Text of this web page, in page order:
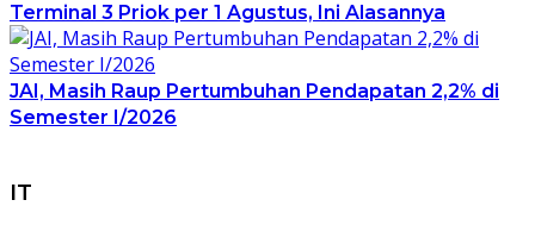
Terminal 3 Priok per 1 Agustus, Ini Alasannya
JAI, Masih Raup Pertumbuhan Pendapatan 2,2% di
Semester I/2026
IT